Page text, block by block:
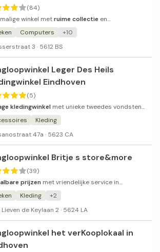
(84)
winkel metruime collectie en
recensies over personeel en prijzen.
Computers
+10
3 · 5612 BS
Leger Des Heils
Eindhoven
(5)
kledingwinkel met unieke tweedes vondsten
doel.
Kleding
47a · 5623 CA
Britje s store&more
(39)
prijzen met vriendelijke service in
winkeltje.
Kleding
+2
Lieven de Keylaan 2 · 5624 LA
het verKooplokaal in